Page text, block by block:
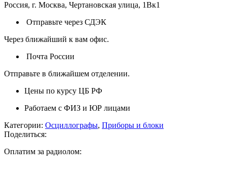
Россия, г. Москва, Чертановская улица, 1Вк1
Отправьте через СДЭК
Через ближайший к вам офис.
Почта России
Отправьте в ближайшем отделении.
Цены по курсу ЦБ РФ
Работаем с ФИЗ и ЮР лицами
Категории: Осциллографы, Приборы и блоки
Поделиться:
Оплатим за радиолом: